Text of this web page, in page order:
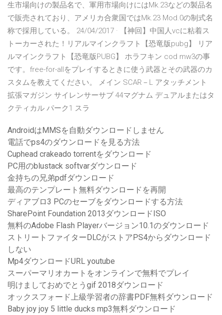
生市場向けの製品名で、軍用市場向けにはMk.23などの製品名
で販売されており、アメリカ合衆国ではMk.23 Mod.0の制式名
称で採用している。 24/04/2017 · 【神回】中国人vcに粘着ス
トーカーされた！リアルマインクラフト【恐竜版pubg】 リア
ルマインクラフト【恐竜版PUBG】 ホラフキン cod mw3の事
です。free-for-allをプレイするときに使う武器とその武器のカ
スタムを教えてください。 メイン SCAR－L アタッチメント
拡張マガジン サイレンサーサブ 44マグナム デュアルまたはタ
クティカル パーク1 スラ
AndroidはMMSを自動ダウンロードしません
電話でps4のダウンロードを見る方法
Cuphead crakeado torrentをダウンロード
PC用のblustack softvarダウンロード
金持ちの兄弟pdfダウンロード
最高のテンプレート無料ダウンロードを再開
ディアブロ3 PCのセーブをダウンロードする方法
SharePoint Foundation 2013ダウンロードISO
無料のAdobe Flash Playerバージョン10.1のダウンロード
ストリートファイターDLCがストアPS4からダウンロード
しない
Mp4ダウンロードURL youtube
スーパーマリオカートをオンラインで無料でプレイ
明けましておめでとうgif 2018ダウンロード
オックスフォード上級学習者の辞書PDF無料ダウンロード
Baby joy joy 5 little ducks mp3無料ダウンロード